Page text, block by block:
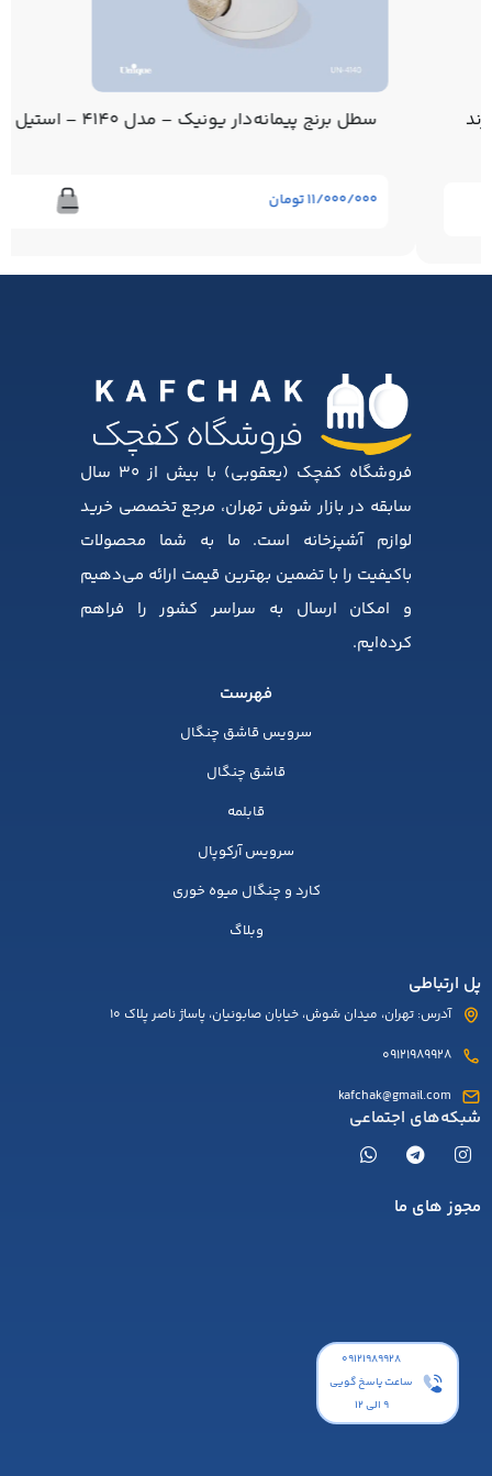
سطل برنج پیمانه‌دار یونیک – مدل 4140 – استیل
۱۱/۰۰۰/۰۰۰تومان
فروشگاه کفچک (یعقوبی) با بیش از ۳۰ سال
سابقه در بازار شوش تهران، مرجع تخصصی خرید
لوازم آشپزخانه است. ما به شما محصولات
باکیفیت را با تضمین بهترین قیمت ارائه می‌دهیم
و امکان ارسال به سراسر کشور را فراهم
کرده‌ایم.
فهرست
سرویس قاشق چنگال
قاشق چنگال
قابلمه
سرویس آرکوپال
کارد و چنگال میوه خوری
وبلاگ
پل ارتباطی
آدرس: تهران، میدان شوش، خیابان صابونیان، پاساژ ناصر پلاک 10
09121989928
kafchak@gmail.com
شبکه‌های اجتماعی
مجوز های ما
۰۹۱۲۱۹۸۹۹۲۸
ساعت پاسخ گویی
9 الی 12